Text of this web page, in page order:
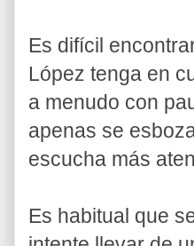
Es difícil
López tenga en
a menudo con
apenas se
escucha más
Es habitual que